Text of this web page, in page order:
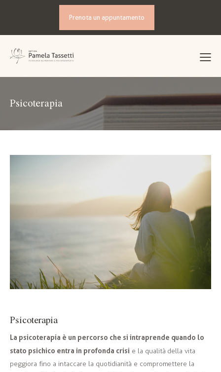
Prenota un appuntamento
Psicoterapia
Psicoterapia
La psicoterapia è un percorso che si intraprende quando lo
stato psichico entra in profonda crisi e la qualità della vita
peggiora fino a intaccare la quotidianità e compromettere la